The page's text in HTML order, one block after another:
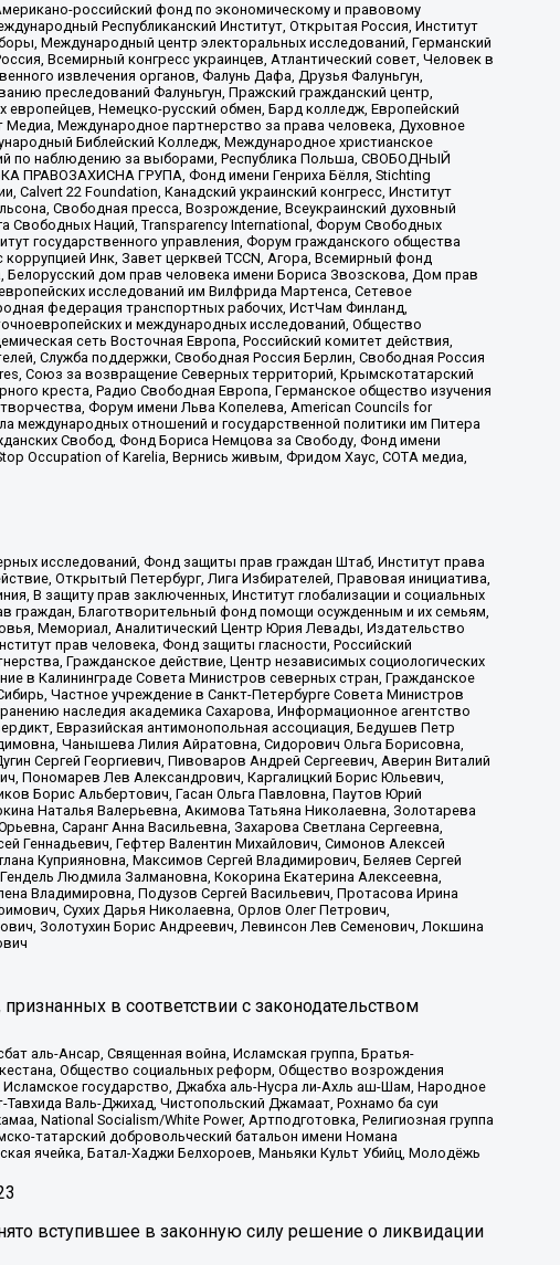
российский фонд по экономическому и правовому
Республиканский Институт, Открытая Россия, Институт
Международный центр электоральных исследований, Германский
Всемирный конгресс украинцев, Атлантический совет, Человек в
извлечения органов, Фалунь Дафа, Друзья Фалуньгун,
преследований Фалуньгун, Пражский гражданский центр,
Немецко-русский обмен, Бард колледж, Европейский
Международное партнерство за права человека, Духовное
Библейский Колледж, Международное христианское
по наблюдению за выборами, Республика Польша, СВОБОДНЫЙ
ПРАВОЗАХИСНА ГРУПА, Фонд имени Генриха Бёлля, Stichting
22 Foundation, Канадский украинский конгресс, Институт
Свободная пресса, Возрождение, Всеукраинский духовный
Свободных Наций, Transparеncy International, Форум Свободных
государственного управления, Форум гражданского общества
Инк, Завет церквей TCCN, Агора, Всемирный фонд
дом прав человека имени Бориса Звозскова, Дом прав
исследований им Вилфрида Мартенса, Сетевое
федерация транспортных рабочих, ИстЧам Финланд,
и международных исследований, Общество
сеть Восточная Европа, Российский комитет действия,
Служба поддержки, Свободная Россия Берлин, Свободная Россия
Союз за возвращение Северных территорий, Крымскотатарский
креста, Радио Свободная Европа, Германское общество изучения
Форум имени Льва Копелева, American Councils for
международных отношений и государственной политики им Питера
Свобод, Фонд Бориса Немцова за Свободу, Фонд имени
Occupation of Karelia, Вернись живым, Фридом Хаус, СОТА медиа,
исследований, Фонд защиты прав граждан Штаб, Институт права
Открытый Петербург, Лига Избирателей, Правовая инициатива,
В защиту прав заключенных, Институт глобализации и социальных
граждан, Благотворительный фонд помощи осужденным и их семьям,
Мемориал, Аналитический Центр Юрия Левады, Издательство
прав человека, Фонд защиты гласности, Российский
Гражданское действие, Центр независимых социологических
в Калининграде Совета Министров северных стран, Гражданское
Частное учреждение в Санкт-Петербурге Совета Министров
наследия академика Сахарова, Информационное агентство
Евразийская антимонопольная ассоциация, Бедушев Петр
Чанышева Лилия Айратовна, Сидорович Ольга Борисовна,
Сергей Георгиевич, Пивоваров Андрей Сергеевич, Аверин Виталий
Пономарев Лев Александрович, Каргалицкий Борис Юльевич,
Борис Альбертович, Гасан Ольга Павловна, Паутов Юрий
Наталья Валерьевна, Акимова Татьяна Николаевна, Золотарева
Саранг Анна Васильевна, Захарова Светлана Сергеевна,
Геннадьевич, Гефтер Валентин Михайлович, Симонов Алексей
Куприяновна, Максимов Сергей Владимирович, Беляев Сергей
Людмила Залмановна, Кокорина Екатерина Алексеевна,
Владимировна, Подузов Сергей Васильевич, Протасова Ирина
Сухих Дарья Николаевна, Орлов Олег Петрович,
Золотухин Борис Андреевич, Левинсон Лев Семенович, Локшина
в соответствии с законодательством
аль-Ансар, Священная война, Исламская группа, Братья-
Общество социальных реформ, Общество возрождения
государство, Джабха аль-Нусра ли-Ахль аш-Шам, Народное
Валь-Джихад, Чистопольский Джамаат, Рохнамо ба суи
National Socialism/White Power, Артподготовка, Религиозная группа
татарский добровольческий батальон имени Номана
ячейка, Батал-Хаджи Белхороев, Маньяки Культ Убийц, Молодёжь
вступившее в законную силу решение о ликвидации